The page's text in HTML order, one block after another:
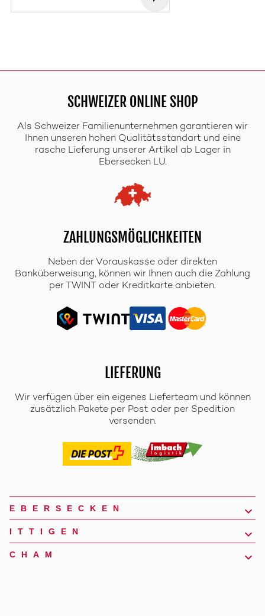
SCHWEIZER ONLINE SHOP
Als Schweizer Familienunternehmen garantieren wir
Ihnen unseren hohen Qualitätsstandart und eine
rasche Lieferung unserer Artikel ab Lager in
Ebersecken LU.
ZAHLUNGSMÖGLICHKEITEN
Neben der Vorauskasse oder direkten
Banküberweisung, können wir Ihnen auch die Zahlung
per TWINT oder Kreditkarte anbieten.
LIEFERUNG
Wir verfügen über ein eigenes Lieferteam und können
zusätzlich Pakete per Post oder per Spedition
versenden.
EBERSECKEN
ITTIGEN
CHAM